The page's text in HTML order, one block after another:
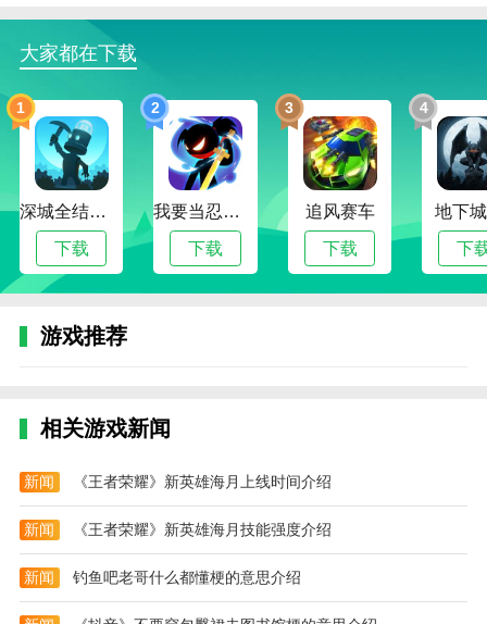
有很多信息。
3.瓷都德化软件包括新闻、党建、时事、生活、旅游、
短片等。内容精彩多样。
瓷都德化函数
1.生活娱乐。软件有和生活相关的娱乐服务，吃喝玩
乐，看电影，吃饭。
2.申请各种社区服务，瓷都德化支持在线查询，办理各
种业务，非常方便。
3.公共服务，包括电视广播、精彩视频、电话充值、公
用事业等。，业务范围很广。
精彩新闻热点。
2.个性化推荐。瓷都德化软件可以为您推荐最新资讯，
让您看到更多精彩内容。
3.交互式评论，支持多条评论。可以和大家在线聊天，
4.现在的政党建设，最新的政治内容，可以随时关注政
大家都在下载
1
深城全结局解锁版
下载
2
我要当忍者无限金币版
下载
3
追风赛车
下载
4
地下
下
游戏推荐
相关游戏新闻
新闻 《王者荣耀》新英雄海月上线时间介绍
新闻 《王者荣耀》新英雄海月技能强度介绍
新闻 钓鱼吧老哥什么都懂梗的意思介绍